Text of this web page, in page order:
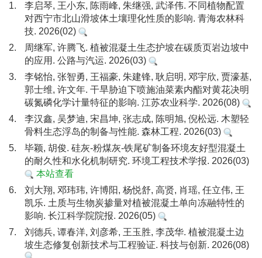
1.
李启琴, 王小东, 陈雨峰, 朱继强, 武泽伟. 不同植物配置
对西宁市北山滑坡体土壤理化性质的影响. 青海农林科
技. 2026(02)
2.
周继军, 许腾飞. 植被混凝土生态护坡在碳质页岩边坡中
的应用. 公路与汽运. 2026(03)
3.
李铭怡, 张智勇, 王福豪, 朱建锋, 耿启明, 邓宇欣, 贾濠基,
郭士维, 许文年. 干旱胁迫下喷施油菜素内酯对黄花决明
碳氮磷化学计量特征的影响. 江苏农业科学. 2026(08)
4.
李汉鑫, 吴梦迪, 宋昌坤, 张志成, 陈明旭, 倪松远. 木塑轻
骨料生态浮岛的制备与性能. 森林工程. 2026(03)
5.
毕颖, 胡俊. 硅灰-粉煤灰-铁尾矿制备环境友好型混凝土
的耐久性和水化机制研究. 环境工程技术学报. 2026(03)
本站查看
6.
刘大翔, 邓玮玮, 许博阳, 杨悦舒, 高贤, 肖瑶, 任立伟, 王
凯乐. 土质与生物炭掺量对植被混凝土单向冻融特性的
影响. 长江科学院院报. 2026(05)
7.
刘德兵, 谭春洋, 刘彦希, 王玉胜, 李茂华. 植被混凝土边
坡生态修复创新技术与工程验证. 科技与创新. 2026(08)